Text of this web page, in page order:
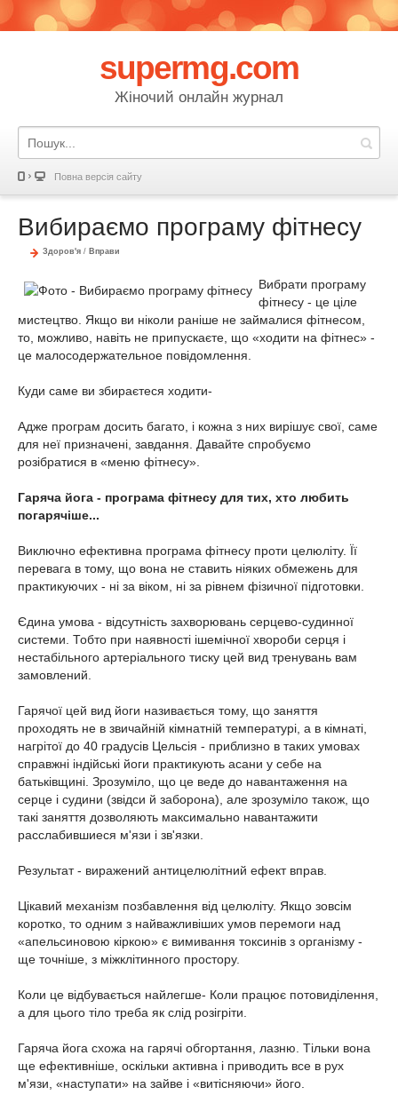
supermg.com
Жіночий онлайн журнал
Повна версія сайту
Вибираємо програму фітнесу
Здоров'я / Вправи
Вибрати програму
фітнесу - це ціле
мистецтво. Якщо ви ніколи раніше не займалися фітнесом,
то, можливо, навіть не припускаєте, що «ходити на фітнес» -
це малосодержательное повідомлення.
Куди саме ви збираєтеся ходити-
Адже програм досить багато, і кожна з них вирішує свої, саме
для неї призначені, завдання. Давайте спробуємо
розібратися в «меню фітнесу».
Гаряча йога - програма фітнесу для тих, хто любить
погарячіше...
Виключно ефективна програма фітнесу проти целюліту. Її
перевага в тому, що вона не ставить ніяких обмежень для
практикуючих - ні за віком, ні за рівнем фізичної підготовки.
Єдина умова - відсутність захворювань серцево-судинної
системи. Тобто при наявності ішемічної хвороби серця і
нестабільного артеріального тиску цей вид тренувань вам
замовлений.
Гарячої цей вид йоги називається тому, що заняття
проходять не в звичайній кімнатній температурі, а в кімнаті,
нагрітої до 40 градусів Цельсія - приблизно в таких умовах
справжні індійські йоги практикують асани у себе на
батьківщині. Зрозуміло, що це веде до навантаження на
серце і судини (звідси й заборона), але зрозуміло також, що
такі заняття дозволяють максимально навантажити
расслабившиеся м'язи і зв'язки.
Результат - виражений антицелюлітний ефект вправ.
Цікавий механізм позбавлення від целюліту. Якщо зовсім
коротко, то одним з найважливіших умов перемоги над
«апельсиновою кіркою» є вимивання токсинів з організму -
ще точніше, з міжклітинного простору.
Коли це відбувається найлегше- Коли працює потовиділення,
а для цього тіло треба як слід розігріти.
Гаряча йога схожа на гарячі обгортання, лазню. Тільки вона
ще ефективніше, оскільки активна і приводить все в рух
м'язи, «наступати» на зайве і «витісняючи» його.